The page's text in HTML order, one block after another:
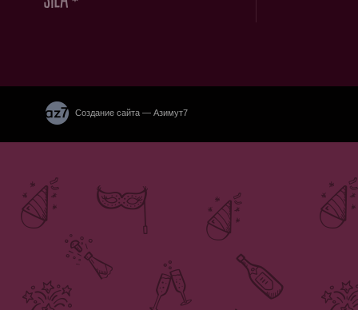
Создание сайта — Азимут7